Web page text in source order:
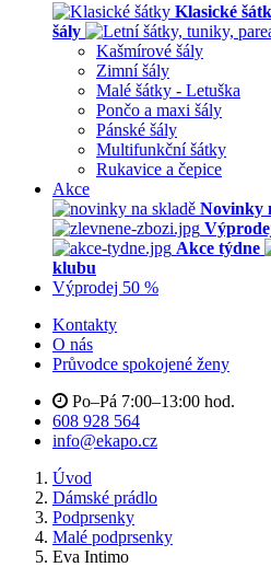
Klasické
šály
Kašmírové šály
Zimní šály
Malé šátky - Letuška
Pončo a maxi šály
Pánské šály
Multifunkční šátky
Rukavice a čepice
Akce
Novinky
Akce týdne
klubu
Výprodej 50 %
Kontakty
O nás
Průvodce spokojené ženy
Po–Pá 7:00–13:00 hod.
608 928 564
info@ekapo.cz
Úvod
Dámské prádlo
Podprsenky
Malé podprsenky
Eva Intimo